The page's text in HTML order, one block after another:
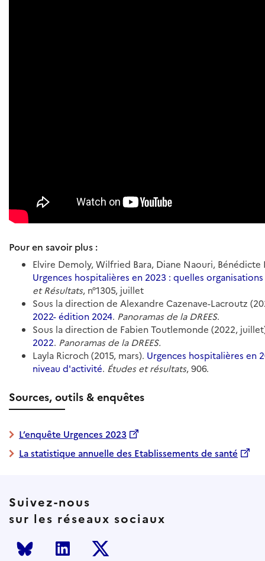
Pour en savoir plus :
Elvire Demoly, Wilfried Bara, Diane Naouri, Bénédicte
Urgences hospitalières en 2023 : quelles
et Résultats, n°1305, juillet
Sous la direction de Alexandre Cazenave-Lacroutz
2022- édition 2024. Panoramas de la DREES.
Sous la direction de Fabien Toutlemonde (2022,
2022. Panoramas de la DREES.
Layla Ricroch (2015, mars). Urgences hospitalières en
niveau d'activité. Études et résultats, 906.
Sources, outils & enquêtes
L’enquête Urgences 2023
La statistique annuelle des Etablissements de santé
Suivez-nous
sur les réseaux sociaux
Bluesky LinkedInTwitter